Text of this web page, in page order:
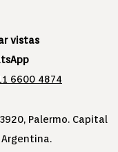
vistas
6600 4874
Palermo. Capital
Argentina.